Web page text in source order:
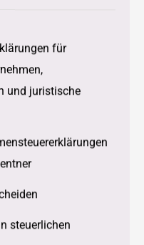
für
und juristische
steuerlichen